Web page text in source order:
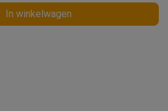
In winkelwagen